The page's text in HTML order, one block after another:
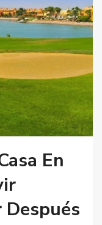
En